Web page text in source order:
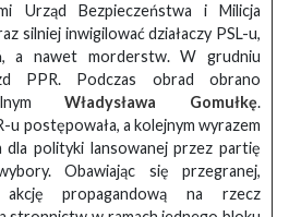
Urząd Bezpieczeństwa i Milicja
silniej inwigilować działaczy PSL-u,
a nawet morderstw. W grudniu
PPR. Podczas obrad obrano
Władysława Gomułkę.
u postępowała, a kolejnym wyrazem
dla polityki lansowanej przez partię
Obawiając się przegranej,
akcję propagandową na rzecz